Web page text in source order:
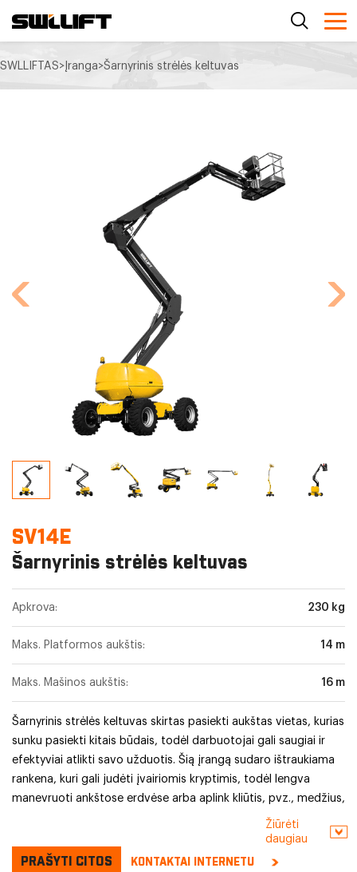
SWLLIFTAS> Įranga>Šarnyrinis strėlės keltuvas
SV14E
Šarnyrinis strėlės keltuvas
Apkrova: 230 kg
Maks. Platformos aukštis: 14 m
Maks. Mašinos aukštis: 16 m
Šarnyrinis strėlės keltuvas skirtas pasiekti aukštas vietas, kurias
sunku pasiekti kitais būdais, todėl darbuotojai gali saugiai ir
efektyviai atlikti savo užduotis. Šią įrangą sudaro ištraukiama
rankena, kuri gali judėti įvairiomis kryptimis, todėl lengva
manevruoti ankštose erdvėse arba aplink kliūtis, pvz., medžius,
pastatus ar elektros linijas. Naudodamas sklandų ir tikslų
valdymą, operatorius gali reguliuoti strėlės aukštį ir kampą,
kad lengvai pasiektų norimą vietą.
Žiūrėti
daugiau
PRAŠYTI CITOS KONTAKTAI INTERNETU